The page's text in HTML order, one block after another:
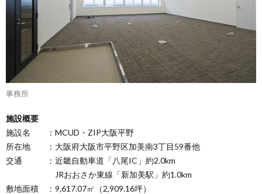
事務所
施設概要
施設名 ：MCUD・ZIP大阪平野
所在地 ：大阪府大阪市平野区加美南3丁目59番他
交通 ：近畿自動車道「八尾IC」約2.0km
JRおおさか東線「新加美駅」約1.0km
敷地面積 ：9,617.07㎡（2,909.16坪）